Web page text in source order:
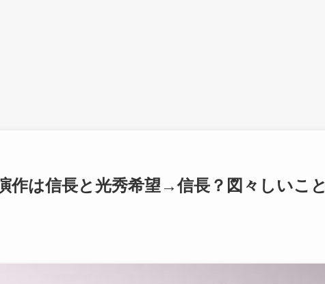
作は信長と光秀希望→信長？図々しいこと